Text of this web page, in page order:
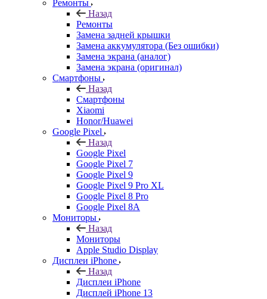
Ремонты
Назад
Ремонты
Замена задней крышки
Замена аккумулятора (Без ошибки)
Замена экрана (аналог)
Замена экрана (оригинал)
Смартфоны
Назад
Смартфоны
Xiaomi
Honor/Huawei
Google Pixel
Назад
Google Pixel
Google Pixel 7
Google Pixel 9
Google Pixel 9 Pro XL
Google Pixel 8 Pro
Google Pixel 8A
Мониторы
Назад
Мониторы
Apple Studio Display
Дисплеи iPhone
Назад
Дисплеи iPhone
Дисплей iPhone 13